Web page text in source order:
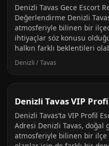
Denizli Tavas Gece Escort
Değerlendirme Denizli
atmosferiyle bilinen bir
ihtiyaçlar söz konusu
halkın farklı beklentileri
Denizli / Tavas
Denizli Tavas VIP
Denizli Tavas’ta VIP Profil
Adresi Denizli Tavas, doğal
atmosferiyle bilinen bir ilçe